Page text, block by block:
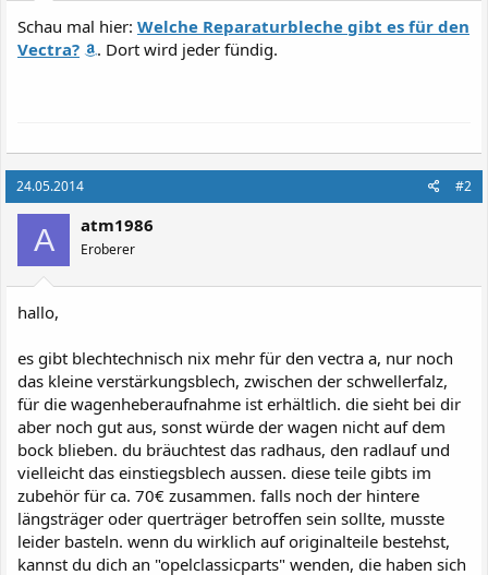
Schau mal hier: Welche Reparaturbleche gibt es für den
Vectra?
. Dort wird jeder fündig.
24.05.2014 #2
A atm1986
Eroberer
hallo,
es gibt blechtechnisch nix mehr für den vectra a, nur noch
das kleine verstärkungsblech, zwischen der schwellerfalz,
für die wagenheberaufnahme ist erhältlich. die sieht bei dir
aber noch gut aus, sonst würde der wagen nicht auf dem
bock blieben. du bräuchtest das radhaus, den radlauf und
vielleicht das einstiegsblech aussen. diese teile gibts im
zubehör für ca. 70€ zusammen. falls noch der hintere
längsträger oder querträger betroffen sein sollte, musste
leider basteln. wenn du wirklich auf originalteile bestehst,
kannst du dich an "opelclassicparts" wenden, die haben sich